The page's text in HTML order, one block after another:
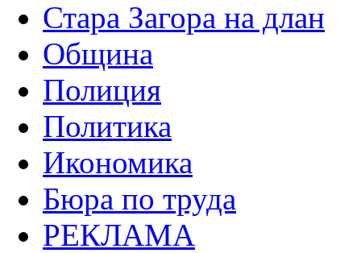
Стара Загора на длан
Община
Полиция
Политика
Икономика
Бюра по труда
РЕКЛАМА